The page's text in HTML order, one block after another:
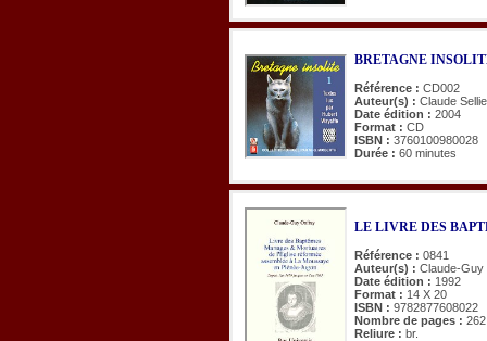
BRETAGNE
Référence : CD002
Auteur(s) : Claude
Date édition : 2004
Format : CD
ISBN : 3760100980028
Durée : 60 minutes
LE LIVRE DES
Référence : 0841
Auteur(s) : Claude-Guy
Date édition : 1992
Format : 14 X 20
ISBN : 9782877608022
Nombre de pages : 262
Reliure : br.